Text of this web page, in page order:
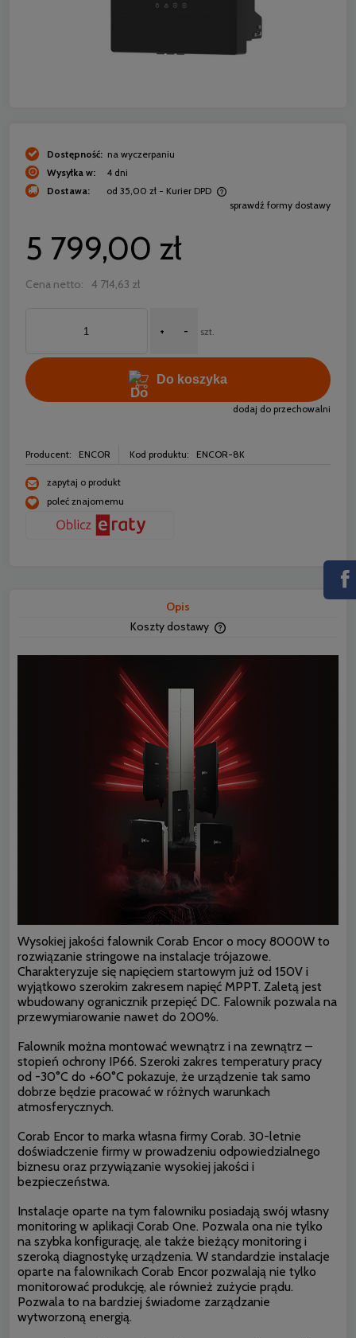
Dostępność: na wyczerpaniu
Wysyłka w:
4 dni
Dostawa:
od 35,00 zł - Kurier DPD
Cena nie zawiera ewentualnych kosztów płatnościsprawdź formy dostawy
5 799,00 zł
Cena netto: 4 714,63 zł
+ - szt.
Do koszyka
dodaj do przechowalni
Producent: ENCOR Kod produktu: ENCOR-8K
zapytaj o produkt
poleć znajomemu
Opis
Koszty dostawy
płatności
Wysokiej jakości falownik Corab Encor o mocy 8000W to
rozwiązanie stringowe na instalacje trójazowe.
Charakteryzuje się napięciem startowym już od 150V i
wyjątkowo szerokim zakresem napięć MPPT. Zaletą jest
wbudowany ogranicznik przepięć DC. Falownik pozwala na
przewymiarowanie nawet do 200%.
Falownik można montować wewnątrz i na zewnątrz –
stopień ochrony IP66. Szeroki zakres temperatury pracy
od -30°C do +60°C pokazuje, że urządzenie tak samo
dobrze będzie pracować w różnych warunkach
atmosferycznych.
Corab Encor to marka własna firmy Corab. 30-letnie
doświadczenie firmy w prowadzeniu odpowiedzialnego
biznesu oraz przywiązanie wysokiej jakości i
bezpieczeństwa.
Instalacje oparte na tym falowniku posiadają swój własny
monitoring w aplikacji Corab One. Pozwala ona nie tylko
na szybka konfigurację, ale także bieżący monitoring i
szeroką diagnostykę urządzenia. W standardzie instalacje
oparte na falownikach Corab Encor pozwalają nie tylko
monitorować produkcję, ale również zużycie prądu.
Pozwala to na bardziej świadome zarządzanie
wytworzoną energią.